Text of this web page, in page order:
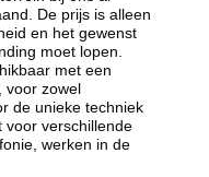
De prijs is alleen
en het gewenst
moet lopen.
met een
voor zowel
de unieke techniek
voor verschillende
werken in de